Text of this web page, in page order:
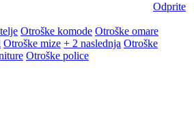
Odprite
Otroške komode Otroške omare
Otroške mize + 2 naslednja Otroške
Otroške police